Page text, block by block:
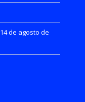
14 de agosto de